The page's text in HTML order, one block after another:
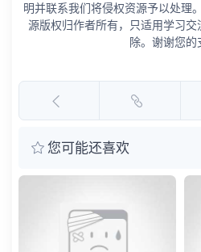
明并联系我们将侵权资源予以处理
源版权归作者所有，只适用学习交
除。谢谢您的
您可能还喜欢